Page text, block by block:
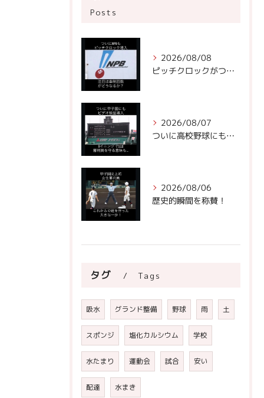
Posts
2026/08/08
ピッチクロックがついにNPBに!
2026/08/07
ついに高校野球にもビデオ判定が！
2026/08/06
歴史的瞬間を称賛！
タグ Tags
吸水 グランド整備 野球 雨 土
スポンジ 塩化カルシウム 学校
水たまり 運動会 試合 安い
配達 水まき